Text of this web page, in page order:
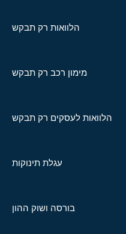
הלוואות רק תבקש
מימון רכב רק תבקש
הלוואות לעסקים רק תבקש
עגלת תינוקות
בורסה ושוק ההון